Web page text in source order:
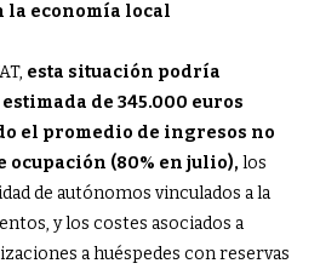
la economía local
esta situación podría
de 345.000 euros
el promedio de ingresos no
ocupación (80% en julio),los
de autónomos vinculados a la
y los costes asociados a
a huéspedes con reservas